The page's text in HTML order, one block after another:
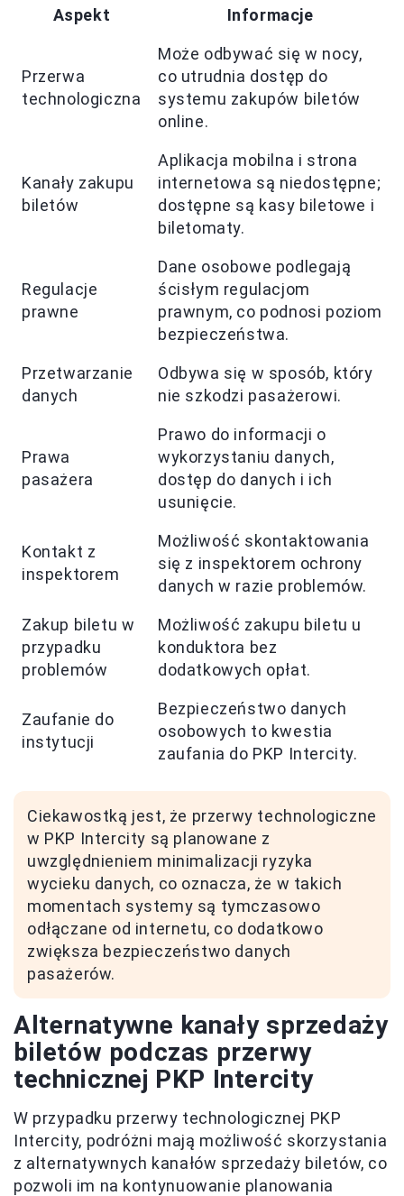
Aspekt Informacje
Przerwa
technologiczna
Może odbywać się w nocy,
co utrudnia dostęp do
systemu zakupów biletów
online.
Kanały zakupu
biletów
Aplikacja mobilna i strona
internetowa są niedostępne;
dostępne są kasy biletowe i
biletomaty.
Regulacje
prawne
Dane osobowe podlegają
ścisłym regulacjom
prawnym, co podnosi poziom
bezpieczeństwa.
Przetwarzanie
danych
Odbywa się w sposób, który
nie szkodzi pasażerowi.
Prawa
pasażera
Prawo do informacji o
wykorzystaniu danych,
dostęp do danych i ich
usunięcie.
Kontakt z
inspektorem
Możliwość skontaktowania
się z inspektorem ochrony
danych w razie problemów.
Zakup biletu w
przypadku
problemów
Możliwość zakupu biletu u
konduktora bez
dodatkowych opłat.
Zaufanie do
instytucji
Bezpieczeństwo danych
osobowych to kwestia
zaufania do PKP Intercity.
Ciekawostką jest, że przerwy technologiczne
w PKP Intercity są planowane z
uwzględnieniem minimalizacji ryzyka
wycieku danych, co oznacza, że w takich
momentach systemy są tymczasowo
odłączane od internetu, co dodatkowo
zwiększa bezpieczeństwo danych
pasażerów.
Alternatywne kanały sprzedaży
biletów podczas przerwy
technicznej PKP Intercity
W przypadku przerwy technologicznej PKP
Intercity, podróżni mają możliwość skorzystania
z alternatywnych kanałów sprzedaży biletów, co
pozwoli im na kontynuowanie planowania